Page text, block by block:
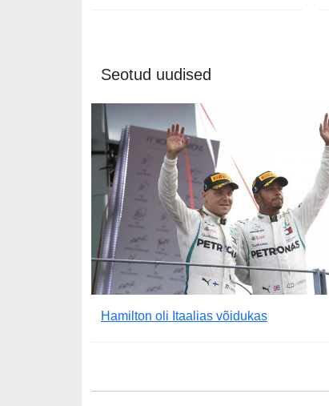
Seotud uudised
Hamilton oli Itaalias võidukas